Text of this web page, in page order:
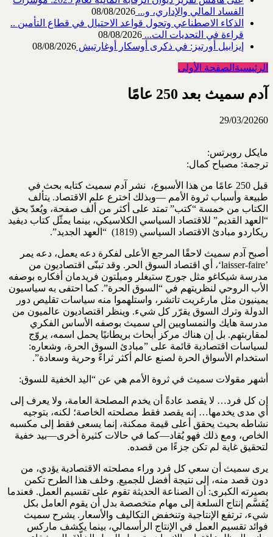
الفساد المالي والإداري، و... 08/08/2026
الذكاء الاصطناعي وتحول قواعد الاحتيال في قطاع ‏التأمين ..
قراءة في التحديات الت... 08/08/2026
إيزابيل أورتيز: في ذكرى ‏أوسكار أوغارتيش 08/08/2026
الرئيسية الصفحة الأولى
آدم سميث بعد 250 عامًا
29/03/20260
مايكل روبرتس‏:
ترجمة: مصباح كمال‏:
قبل 250 عامًا من هذا الأسبوع، ‏ نشر آدم سميث كتابه بحث في
طبيعة ‏وأسباب ثروة الأمم ‎—‎وبذلك اخترع علم الاقتصاد. يتألف
الكتاب من ‏خمسة “كتب” تمتد على أكثر من ألف صفحة، ويُعدّ بحق
“العهد القديم” ‏للاقتصاد السياسي الكلاسيكي، بينما يمثّل كتاب ديفيد
ريكاردو مبادئ ‏الاقتصاد السياسي‎(1819) ‎ ‏ “العهد الجديد”.‏
أصبح آدم سميث لاحقًا المرجع الأعلى لفكرة دعه يعمل، دعه يمر
‏‎‘laisser-faire’‎، أي اقتصاد السوق الحر. وقد تبنّى اقتصاديون من
‏مدرسة شيكاغو مثل جورج ستيغلر وميلتون فريدمان أفكاره بوصفه
الأب ‏الروحي لنظريتهم في “السوق الحرة”. كما احتفى به سياسيون
يمينيون ‏مثل مارغريت تاتشر، واستلهموا منه سياسات تقليص دور
الدولة وترك ‏السوق يقرّر كل شيء. وينظر اقتصاديون عالميون من
مدرسة هايك ‏والنمساويين إلى سميث بوصفه الأساس الفكري
لمقاربتهم. بل إن هناك ‏مركز أبحاث بريطانيًا يحمل اسمه، يروّج
لسياسات اقتصادية قائمة على ‏‏”مبادئ السوق الحرة، وشعاره:
استخدام الأسواق الحرة لصنع عالم أكثر ‏ثراءً وحرية وسعادة”.‏
أشهر مقولات سميث في ثروة الأمم هي عن “اليد الخفية للسوق‎:‎
إن كل فرد… لا يقصد عادةً أن يخدم المصلحة العامة، ولا يعرف ‏إلى
أي مدى يخدمها… إنه يقصد فقط مصلحته الخاصة؛ لكنه، ‏بتوجيه
نشاطه بحيث يحقق أعلى قيمة ممكنة، إنما يسعى فقط إلى ‏مكسبه
الخاص، ومع ذلك فهو يُقاد—كما في حالات كثيرة ‏أخرى—بيد خفية
لتحقيق غاية لم تكن جزءًا من قصده.‏
يرى سميث أن سعي كل فرد وراء مصلحته الاقتصادية يؤدي، من
دون ‏قصد منه، إلى نتيجة أفضل للجميع. وخلف هذا الطرح تكمن
بصيرته ‏الكبرى: أن الصناعة الحديثة تقوم على تقسيم العمل. فعندما
يُقسَّم إنتاج ‏السلعة إلى مهام متخصصة بدل أن يقوم العامل بكل
شيء، ترتفع ‏الإنتاجية وتنخفض التكاليف والأسعار. يشرح سميث
فوائد تقسيم العمل ‏في الإنتاج الرأسمالي، بينما يكشف ماركس